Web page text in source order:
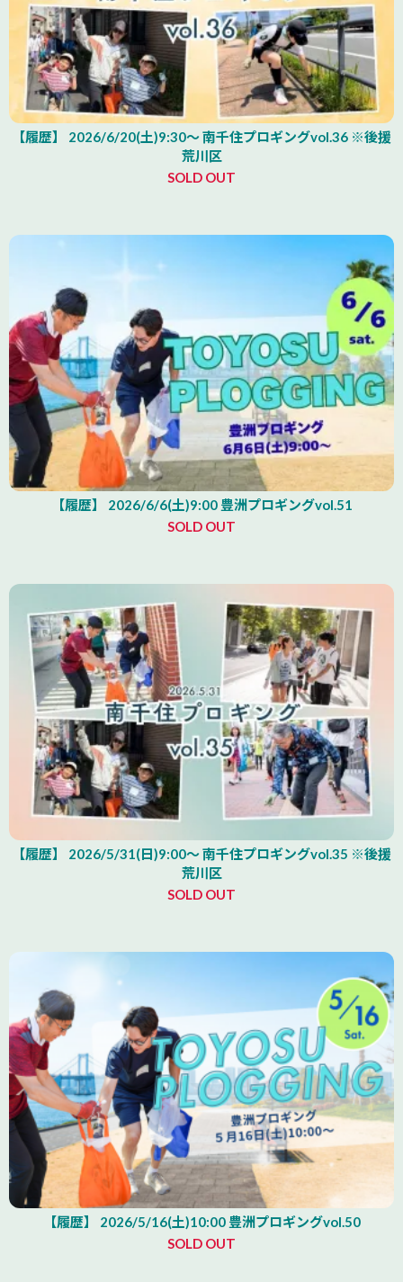
【履歴】 2026/6/20(土)9:30～ 南千住プロギングvol.36 ※後援
荒川区
SOLD OUT
【履歴】 2026/6/6(土)9:00 豊洲プロギングvol.51
SOLD OUT
【履歴】 2026/5/31(日)9:00～ 南千住プロギングvol.35 ※後援
荒川区
SOLD OUT
【履歴】 2026/5/16(土)10:00 豊洲プロギングvol.50
SOLD OUT